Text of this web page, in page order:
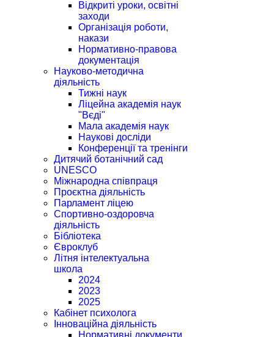
Відкриті уроки, освітні
заходи
Організація роботи,
накази
Нормативно-правова
документація
Науково-методична
діяльність
Тижні наук
Ліцейна академія наук
"Вєді"
Мала академія наук
Наукові досліди
Конференції та тренінги
Дитячий ботанічний сад
UNESCO
Міжнародна співпраця
Проєктна діяльність
Парламент ліцею
Спортивно-оздоровча
діяльність
Бібліотека
Євроклуб
Літня інтелектуальна
школа
2024
2023
2025
Кабінет психолога
Інноваційна діяльність
Нормативні документи